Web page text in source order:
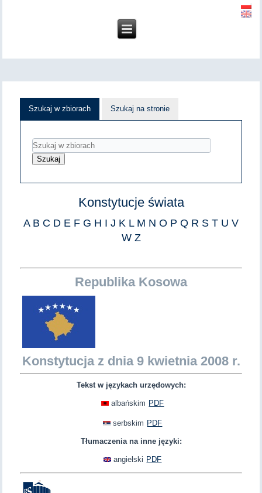
Szukaj w zbiorach Szukaj na stronie
Konstytucje świata
A B C D E F G H I J K L M N O P Q R S T U V
W Z
Republika Kosowa
Konstytucja z dnia 9 kwietnia 2008 r.
Tekst w językach urzędowych:
albańskim PDF
serbskim PDF
Tłumaczenia na inne języki:
angielski PDF